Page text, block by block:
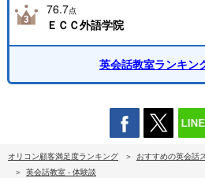
76.7点
ＥＣＣ外語学院
英会話教室ランキン
オリコン顧客満足度ランキング おすすめの英会話
英会話教室 - 体験談